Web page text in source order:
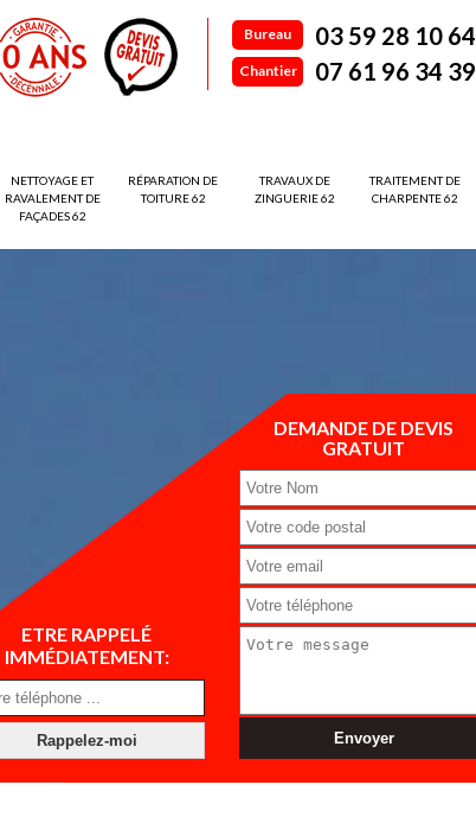
Bureau 03 59 28 10 64
Chantier 07 61 96 34 39
NETTOYAGE ET
RAVALEMENT DE
FAÇADES 62
RÉPARATION DE
TOITURE 62
TRAVAUX DE
ZINGUERIE 62
TRAITEMENT DE
CHARPENTE 62
ETRE RAPPELÉ
IMMÉDIATEMENT:
DEMANDE DE DEVIS
GRATUIT